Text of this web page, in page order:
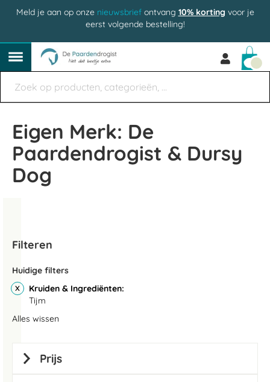
Meld je aan op onze nieuwsbriefontvang 10% korting voor je
eerst volgende bestelling!
Eigen Merk: De
Paardendrogist & Dursy
Dog
Filteren
Huidige filters
Kruiden & Ingrediënten
Tijm
Alles wissen
Prijs